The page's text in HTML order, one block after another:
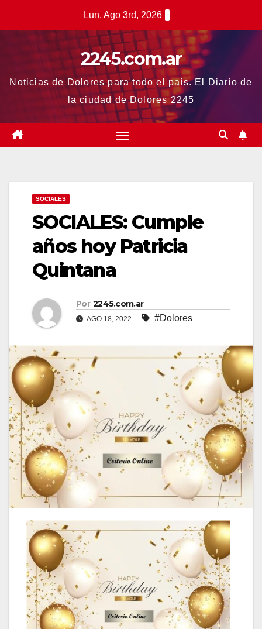
Lun. Ago 3rd, 2026
2245.com.ar
Noticias de Dolores para todo el país. El Diario de
la ciudad de Dolores 2245
SOCIALES
SOCIALES: Cumple
años hoy Patricia
Quintana
Por 2245.com.ar
AGO 18, 2022 #Dolores